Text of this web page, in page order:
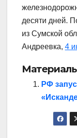
десяти дней.
из Сумской
Андреевка, 4
РФ